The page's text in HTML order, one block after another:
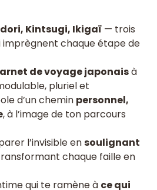
Kintsugi, Ikigaï — trois
imprègnent chaque étape de
de voyage japonaisà
pluriel et
d’un chemin personnel,
, à l’image de ton parcours
l’invisible ensoulignant
chaque faille en
qui te ramène à ce qui